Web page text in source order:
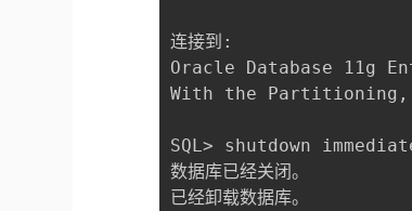
连接到:
Oracle Database 11g
With the Partitioning,
SQL> shutdown
数据库已经关闭。
已经卸载数据库。